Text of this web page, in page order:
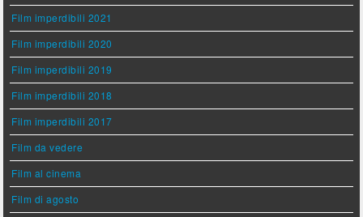
Film imperdibili 2021
Film imperdibili 2020
Film imperdibili 2019
Film imperdibili 2018
Film imperdibili 2017
Film da vedere
Film al cinema
Film di agosto